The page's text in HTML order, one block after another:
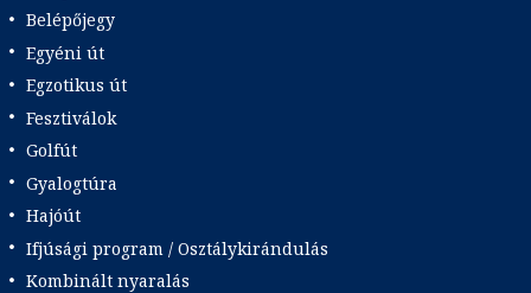
Belépőjegy
Egyéni út
Egzotikus út
Fesztiválok
Golfút
Gyalogtúra
Hajóút
Ifjúsági program / Osztálykirándulás
Kombinált nyaralás